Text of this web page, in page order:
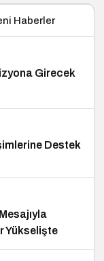
Haberler
Girecek
Destek
Yükselişte